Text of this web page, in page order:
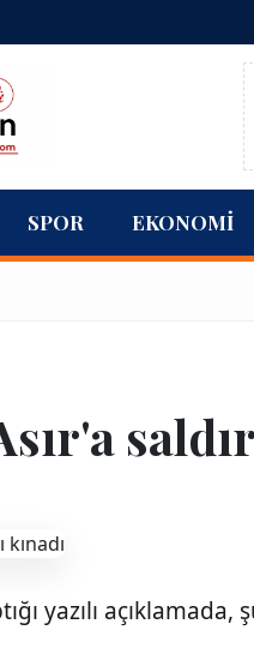
SPOR EKONOMI
yazılı açıklamada,